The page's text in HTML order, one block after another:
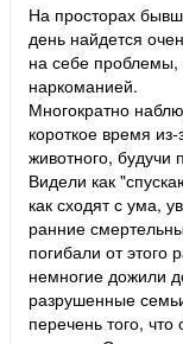
На просторах
день найдется
на себе проблемы,
наркоманией.
Многократно
короткое время
животного, будучи
Видели как
как сходят с ума,
ранние
погибали от этого
немногие дожили
разрушенные
перечень того, что